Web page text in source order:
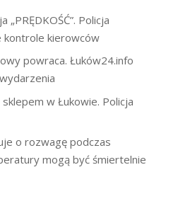
„PRĘDKOŚĆ”. Policja
kontrole kierowców
powraca. Łuków24.info
w Łukowie. Policja
o rozwagę podczas
mogą być śmiertelnie